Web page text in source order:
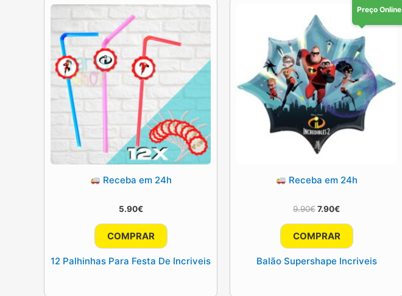
Receba em 24h
5.90€
COMPRAR
12 Palhinhas Para Festa De Incriveis
Preço Online
Receba em 24h
9.90€O
era:
9.90€.
7.90€O
atual
é:
7.90€.
COMPRAR
Balão Supershape Incriveis